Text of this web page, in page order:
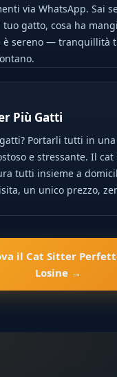
via WhatsApp. Sai
tuo gatto, cosa ha
è sereno — tranquillità
Più Gatti
Portarli tutti in
e stressante. Il cat
tutti insieme a
un unico prezzo,
il Cat Sitter
Losine →